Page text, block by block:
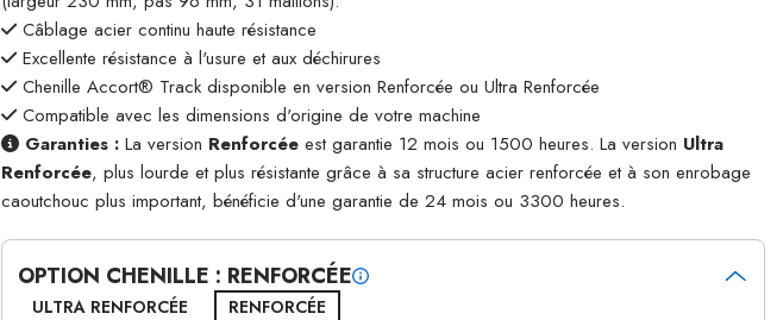
Câblage acier continu haute résistance
Excellente résistance à l'usure et aux déchirures
Chenille Accort® Track disponible en version Renforcée ou Ultra Renforcée
Compatible avec les dimensions d'origine de votre machine
Garanties : La version Renforcée est garantie 12 mois ou 1500 heures. La version Ultra
Renforcée, plus lourde et plus résistante grâce à sa structure acier renforcée et à son enrobage
caoutchouc plus important, bénéficie d'une garantie de 24 mois ou 3300 heures.
OPTION CHENILLE : RENFORCÉE
ULTRA RENFORCÉE RENFORCÉE